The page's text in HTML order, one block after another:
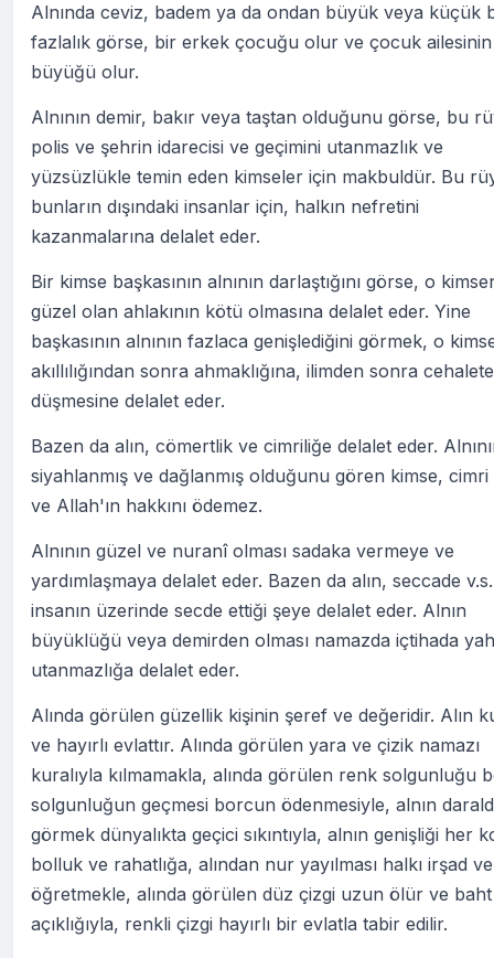
Alnında ceviz, badem ya da ondan büyük veya küçük
fazlalık görse, bir erkek çocuğu olur ve çocuk ailesinin
büyüğü olur.
Alnının demir, bakır veya taştan olduğunu görse, bu
polis ve şehrin idarecisi ve geçimini utanmazlık ve
yüzsüzlükle temin eden kimseler için makbuldür. Bu
bunların dışındaki insanlar için, halkın nefretini
kazanmalarına delalet eder.
Bir kimse başkasının alnının darlaştığını görse, o
güzel olan ahlakının kötü olmasına delalet eder. Yine
başkasının alnının fazlaca genişlediğini görmek, o
akıllılığından sonra ahmaklığına, ilimden sonra cehalete
düşmesine delalet eder.
Bazen da alın, cömertlik ve cimriliğe delalet eder.
siyahlanmış ve dağlanmış olduğunu gören kimse,
ve Allah'ın hakkını ödemez.
Alnının güzel ve nuranî olması sadaka vermeye ve
yardımlaşmaya delalet eder. Bazen da alın, seccade
insanın üzerinde secde ettiği şeye delalet eder. Alnın
büyüklüğü veya demirden olması namazda içtihada
utanmazlığa delalet eder.
Alında görülen güzellik kişinin şeref ve değeridir. Alın
ve hayırlı evlattır. Alında görülen yara ve çizik namazı
kuralıyla kılmamakla, alında görülen renk solgunluğu
solgunluğun geçmesi borcun ödenmesiyle, alnın
görmek dünyalıkta geçici sıkıntıyla, alnın genişliği her
bolluk ve rahatlığa, alından nur yayılması halkı irşad
öğretmekle, alında görülen düz çizgi uzun ölür ve baht
açıklığıyla, renkli çizgi hayırlı bir evlatla tabir edilir.